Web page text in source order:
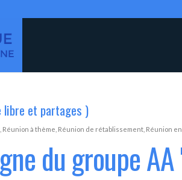
libre et partages )
Réunion à thème Réunion de rétablissement Réunion
du groupe